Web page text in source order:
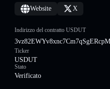
Website X
Indirizzo del contratto USDUT
Ticker
USDUT
Stato
Verificato